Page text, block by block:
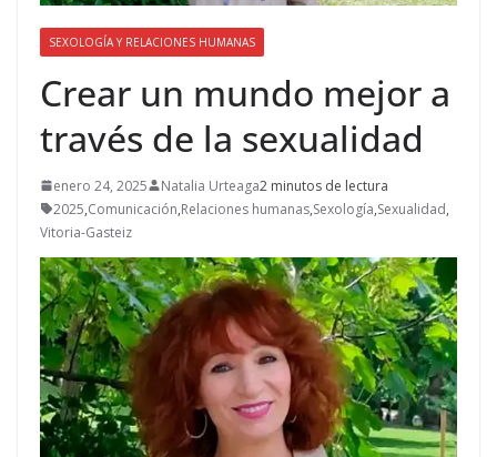
SEXOLOGÍA Y RELACIONES HUMANAS
Crear un mundo mejor a
través de la sexualidad
enero 24, 2025 Natalia Urteaga2 minutos de lectura
2025,Comunicación,Relaciones humanas,Sexología,Sexualidad,
Vitoria-Gasteiz